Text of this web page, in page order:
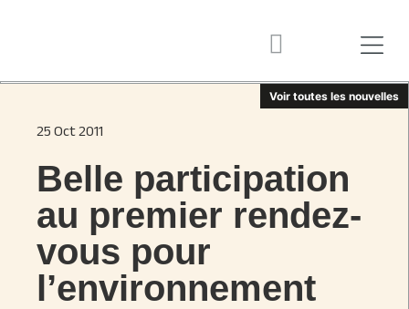
Voir toutes les nouvelles
25 Oct 2011
Belle participation
au premier rendez-
vous pour
l’environnement